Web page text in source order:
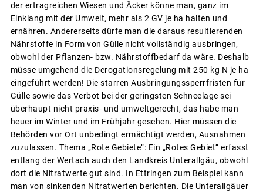
der ertragreichen Wiesen und Äcker könne man, ganz im
Einklang mit der Umwelt, mehr als 2 GV je ha halten und
ernähren. Andererseits dürfe man die daraus resultierenden
Nährstoffe in Form von Gülle nicht vollständig ausbringen,
obwohl der Pflanzen- bzw. Nährstoffbedarf da wäre. Deshalb
müsse umgehend die Derogationsregelung mit 250 kg N je ha
eingeführt werden! Die starren Ausbringungssperrfristen für
Gülle sowie das Verbot bei der geringsten Schneelage sei
überhaupt nicht praxis- und umweltgerecht, das habe man
heuer im Winter und im Frühjahr gesehen. Hier müssen die
Behörden vor Ort unbedingt ermächtigt werden, Ausnahmen
zuzulassen. Thema „Rote Gebiete“: Ein „Rotes Gebiet“ erfasst
entlang der Wertach auch den Landkreis Unterallgäu, obwohl
dort die Nitratwerte gut sind. In Ettringen zum Beispiel kann
man von sinkenden Nitratwerten berichten. Die Unterallgäuer